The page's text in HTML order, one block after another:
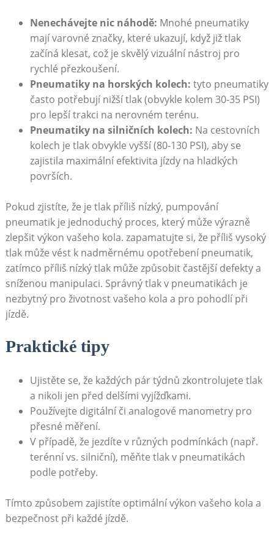
Nenechávejte nic náhodě: Mnohé pneumatiky
mají varovné značky, které ukazují, když již tlak
začíná klesat, což je skvělý vizuální nástroj pro
rychlé přezkoušení.
Pneumatiky na horských kolech: tyto pneumatiky
často potřebují nižší tlak (obvykle kolem 30-35 PSI)
pro lepší trakci na nerovném terénu.
Pneumatiky na silničních kolech: Na cestovních
kolech je tlak obvykle vyšší (80-130 PSI), aby se
zajistila maximální efektivita jízdy na hladkých
površích.
Pokud zjistíte, že je tlak příliš nízký, pumpování
pneumatik je jednoduchý proces, který může výrazně
zlepšit výkon vašeho kola. zapamatujte si, že příliš vysoký
tlak může vést k nadměrnému opotřebení pneumatik,
zatímco příliš nízký tlak může způsobit častější defekty a
sníženou manipulaci. Správný tlak v pneumatikách je
nezbytný pro životnost vašeho kola a pro pohodlí při
jízdě.
Praktické tipy
Ujistěte se, že každých pár týdnů zkontrolujete tlak
a nikoli jen před delšími vyjížďkami.
Používejte digitální či analogové manometry pro
přesné měření.
V případě, že jezdíte v různých podmínkách (např.
terénní vs. silniční), měňte tlak v pneumatikách
podle potřeby.
Tímto způsobem zajistíte optimální výkon vašeho kola a
bezpečnost při každé jízdě.